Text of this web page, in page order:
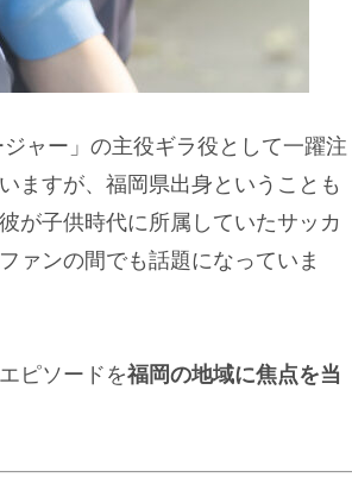
ャー」の主役ギラ役として一躍注
ますが、福岡県出身ということも
が子供時代に所属していたサッカ
ァンの間でも話題になっていま
ピソードを福岡の地域に焦点を当